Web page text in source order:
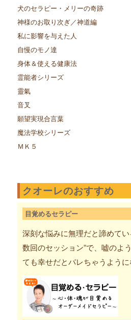
犬のセラピー・メリーの奇跡
神様のお取り次ぎ／神道編
私に影響を与えた人
自慢のモノ達
身体＆使える健康法
霊能者シリーズ
靈氣
音叉
願望実現合言葉
魔法学校シリーズ
ＭＫ５
クオーレのおすすめ
目覚めるセラピー
深刻な悩みに無理だと諦めて
数回のセッション”で、嘘のよ
ても幸せだとバレちゃうように